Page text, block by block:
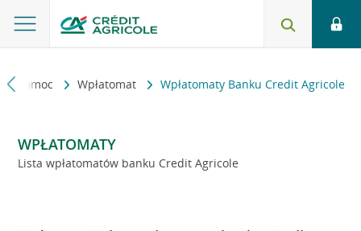
i pomoc Wpłatomat Wpłatomaty Banku Credit Agricole
WPŁATOMATY
Lista wpłatomatów banku Credit Agricole